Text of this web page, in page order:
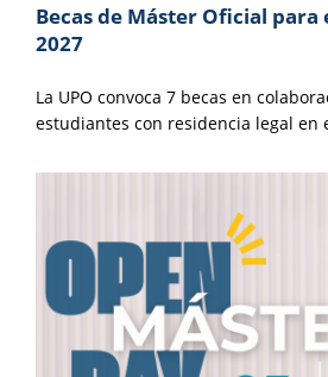
Becas de Máster Oficial para
2027
La UPO convoca 7 becas en
estudiantes con residencia legal en